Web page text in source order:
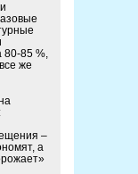
80-85 %,
же
–
а